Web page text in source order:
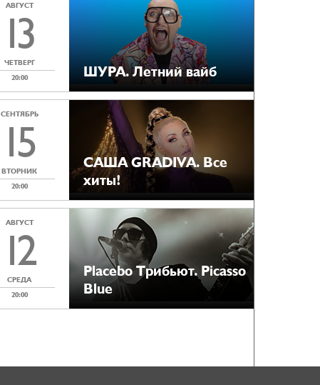
АВГУСТ
13
ЧЕТВЕРГ
20:00
ШУРА. Летний вайб
СЕНТЯБРЬ
15
ВТОРНИК
20:00
САША GRADIVA. Все
хиты!
АВГУСТ
12
СРЕДА
20:00
Placebo Tрибьют. Picasso
Blue